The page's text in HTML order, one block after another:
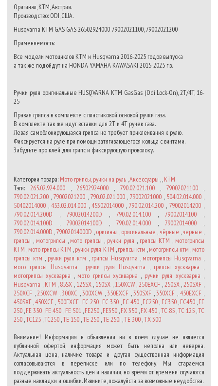
Оригинал, КТМ, Австрия.
Производство: ODI, США.
Husqvarna KTM GAS GAS 26502924000 79002021100, 79002021200
Применяемость:
Все модели мотоциклов KTM и Husqvarna 2016-2025 годов выпуска
а так же подойдут на HONDA YAMAHA KAWASAKI 2015-2025 г.в.
Ручки руля оригинальные HUSQVARNA KTM GasGas (Odi Lock-On), 2T/4T, 16-
25
Правая грипса в комплекте с пластиковой основой ручки газа.
В комплекте так же идут вставки для 2Т и 4Т ручек газа.
Левая самоблокирующаяся грипса не требует приклеивания к рулю.
Фиксируется на руле при помощи затягивающегося кольца с винтами.
Забудьте про клей для грипс и фиксирующую проволоку.
Категории товара: Мото грипсы, ручки на руль ,Аксессуары , ,KTM
Тэги: 265.02.924.000 , 26502924000 , 790.02.021.100 , 79002021100 ,
790.02.021.200 , 79002021200 , 790.02.021.000, 79002021000 , 504.02.014.000,
50402014000 , 453.02.014.000, 45302014000, 790.02.014.200 , 79002014200 ,
790.02.014.200D , 79002014200D , 790.02.014.100 , 79002014100 ,
790.02.014.100D , 79002014100D , 790.02.014.000 , 79002014000 ,
790.02.014.000D ,79002014000D ,оригинал ,оригинальные , чёрные ,черные ,
грипсы , мотогрипсы , мото грипсы , ручки руля , грипсы KTM , мотогрипсы
KTM ,мото грипсы KTM ,ручки руля KTM ,грипсы ктм ,мотогрипсы ктм ,мото
грипсы ктм , ручки руля ктм , грипсы Husqvarna , мотогрипсы Husqvarna ,
мото грипсы Husqvarna , ручки руля Husqvarna , грипсы хускварна ,
мотогрипсы хускварна , мото грипсы хускварна , ручки руля хускварна ,
Husqvarna , KTM , 85SX , 125SX, 150SX , 150XCW,250EXCF ,250SX,250SXF ,
250XCF ,250XCW,300XC ,300XCW,350EXCF ,350SXF ,350XCF , 450EXCF,
450SXF ,450XCF , 500EXCF,FC 250 ,FC 350 ,FC 450,FC250 , FC350,FC450,FE
250 ,FE 350 ,FE 450 ,FE 501,FE250,FE350 ,FX 350 ,FX 450 ,TC 85,TC 125,TC
250 ,TC125 ,TC250 ,TE 150 ,TE 250 ,TE 250i ,TE 300 ,TX 300
Внимание! Информация в объявлении ни в коем случае не является
публичной офертой, информация может быть неполна или неверна.
Актуальная цена, наличие товара и другая существенная информация
согласовываются в переписке или по телефону. Мы стараемся
поддерживать актуальность цен и наличия, но время от времени случаются
разные накладки и ошибки. Извините, пожалуйста, за возможные неудобства.